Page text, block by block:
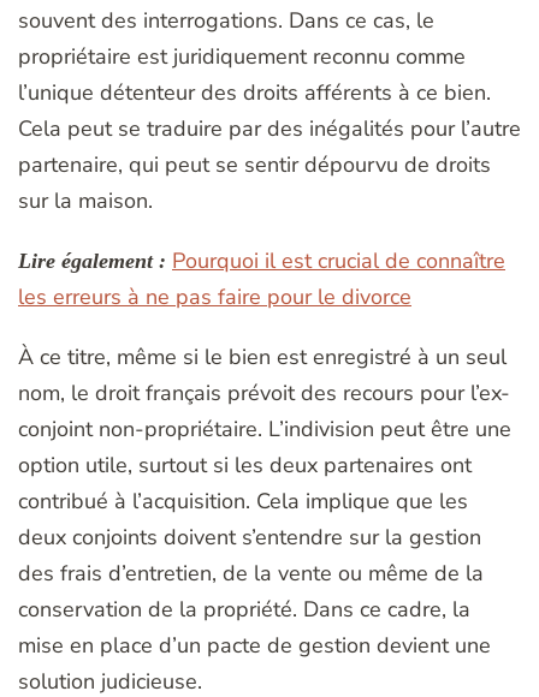
souvent des interrogations. Dans ce cas, le
propriétaire est juridiquement reconnu comme
l’unique détenteur des droits afférents à ce bien.
Cela peut se traduire par des inégalités pour l’autre
partenaire, qui peut se sentir dépourvu de droits
sur la maison.
Lire également : Pourquoi il est crucial de connaître
les erreurs à ne pas faire pour le divorce
À ce titre, même si le bien est enregistré à un seul
nom, le droit français prévoit des recours pour l’ex-
conjoint non-propriétaire. L’indivision peut être une
option utile, surtout si les deux partenaires ont
contribué à l’acquisition. Cela implique que les
deux conjoints doivent s’entendre sur la gestion
des frais d’entretien, de la vente ou même de la
conservation de la propriété. Dans ce cadre, la
mise en place d’un pacte de gestion devient une
solution judicieuse.